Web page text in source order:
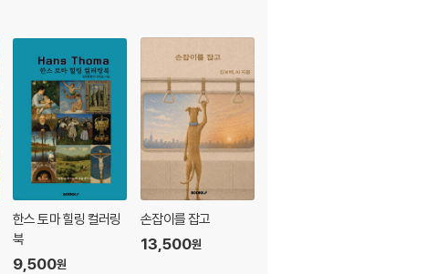
한스 토마 힐링 컬러링
북
9,500원
손잡이를 잡고
13,500원